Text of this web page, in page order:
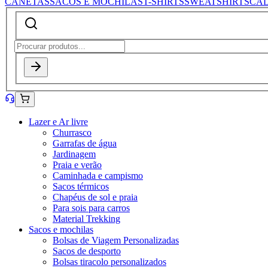
Lazer e Ar livre
Churrasco
Garrafas de água
Jardinagem
Praia e verão
Caminhada e campismo
Sacos térmicos
Chapéus de sol e praia
Para sois para carros
Material Trekking
Sacos e mochilas
Bolsas de Viagem Personalizadas
Sacos de desporto
Bolsas tiracolo personalizados